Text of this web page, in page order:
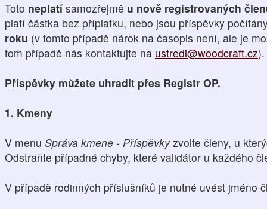
Toto neplatí samozřejmě u nově registrovaných
platí částka bez příplatku, nebo jsou příspěvky
roku (v tomto případě nárok na časopis není, ale je
tom případě nás kontaktujte na ustredi@woodcraft.cz).
Příspěvky můžete uhradit přes Registr OP.
1. Kmeny
V menu Správa kmene - Příspěvkyzvolte členy, u
Odstraňte případné chyby, které validátor u každého
V případě rodinných příslušníků je nutné uvést jméno